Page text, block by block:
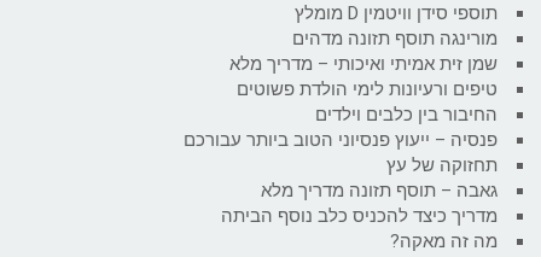
תוספי סידן וויטמין D מומלץ
מורינגה תוסף תזונה מדהים
שמן זית אמיתי ואיכותי – מדריך מלא
טיפים ורעיונות לימי הולדת פשוטים
החיבור בין כלבים וילדים
פנסיה – ייעוץ פנסיוני הטוב ביותר עבורכם
תחזוקה של עץ
גאבה – תוסף תזונה מדריך מלא
מדריך כיצד להכניס כלב נוסף הביתה
מה זה מאקה?